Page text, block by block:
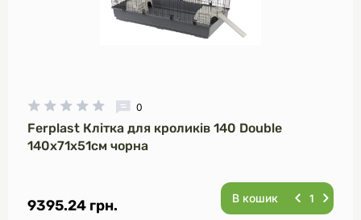
0
Ferplast Клітка для кроликів 140 Double
140х71х51см чорна
9395.24 грн. В кошик